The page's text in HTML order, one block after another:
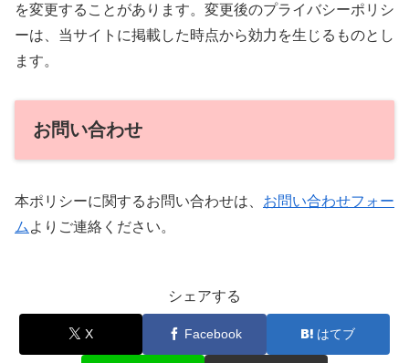
を変更することがあります。変更後のプライバシーポリシ
ーは、当サイトに掲載した時点から効力を生じるものとし
ます。
お問い合わせ
本ポリシーに関するお問い合わせは、 お問い合わせフォー
ム よりご連絡ください。
シェアする
X Facebook はてブ